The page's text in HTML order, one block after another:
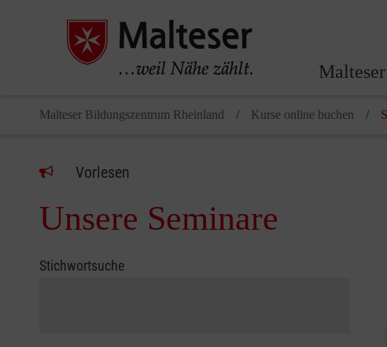
Malteser Bildungszentrum Rheinland Kurse online buchen
Vorlesen
Unsere Seminare
Stichwortsuche